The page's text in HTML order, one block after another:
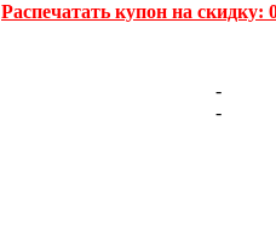
Распечатать купон на скидку:
-
-